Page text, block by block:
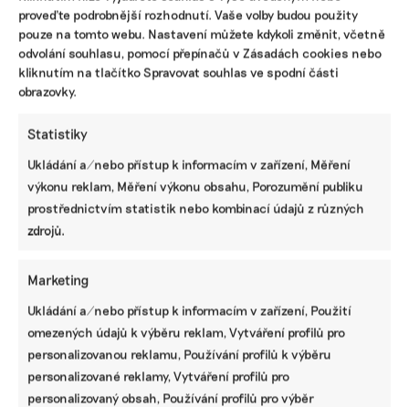
proveďte podrobnější rozhodnutí. Vaše volby budou použity
pouze na tomto webu. Nastavení můžete kdykoli změnit, včetně
odvolání souhlasu, pomocí přepínačů v Zásadách cookies nebo
kliknutím na tlačítko Spravovat souhlas ve spodní části
obrazovky.
Statistiky
Ukládání a/nebo přístup k informacím v zařízení, Měření
výkonu reklam, Měření výkonu obsahu, Porozumění publiku
prostřednictvím statistik nebo kombinací údajů z různých
zdrojů.
Marketing
Ukládání a/nebo přístup k informacím v zařízení, Použití
omezených údajů k výběru reklam, Vytváření profilů pro
personalizovanou reklamu, Používání profilů k výběru
personalizované reklamy, Vytváření profilů pro
personalizovaný obsah, Používání profilů pro výběr
Kosmetika ve skle, v plastu nebo bez obalu?
Po prodeji do vlastních nádob zákazníci
moc netouží
Jako slepé cesty už se ukázaly některé snahy o zavádění
zákazníci také většinou nemají zájem stáčet si výrobky
do vlastních nádob.
Martina Patočková 03. července 2024 Byznys
bezobalový
prodej,drogerie,kosmetika,obaly